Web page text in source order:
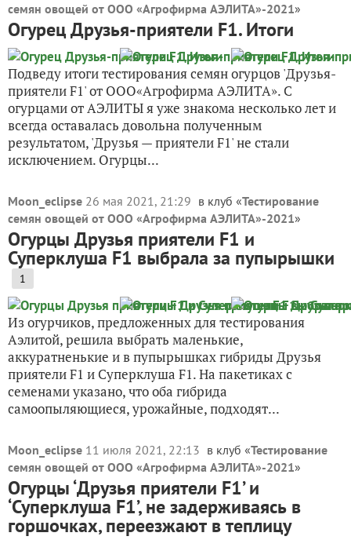
семян овощей от ООО «Агрофирма АЭЛИТА»-2021»
Огурец Друзья-приятели F1. Итоги
Подведу итоги тестирования семян огурцов 'Друзья-
приятели F1' от ООО«Агрофирма АЭЛИТА». С
огурцами от АЭЛИТЫ я уже знакома несколько лет и
всегда оставалась довольна полученным
результатом, 'Друзья — приятели F1' не стали
исключением. Огурцы...
Moon_eclipse 26 мая 2021, 21:29 в клуб «Тестирование
семян овощей от ООО «Агрофирма АЭЛИТА»-2021»
Огурцы Друзья приятели F1 и
Суперклуша F1 выбрала за пупырышки
1
Из огурчиков, предложенных для тестирования
Аэлитой, решила выбрать маленькие,
аккуратненькие и в пупырышках гибриды Друзья
приятели F1 и Суперклуша F1. На пакетиках с
семенами указано, что оба гибрида
самоопыляющиеся, урожайные, подходят...
Moon_eclipse 11 июля 2021, 22:13 в клуб «Тестирование
семян овощей от ООО «Агрофирма АЭЛИТА»-2021»
Огурцы ‘Друзья приятели F1’ и
‘Суперклуша F1’, не задерживаясь в
горшочках, переезжают в теплицу